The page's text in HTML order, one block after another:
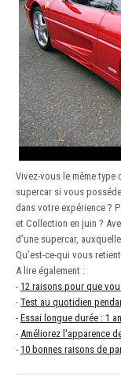
Vivez-vous le même type
supercar si vous
dans votre expérience ?
et Collection en juin ?
d’une supercar,
Qu’est-ce-qui vous
A lire également :
- 12 raisons pour que
- Test au quotidien
- Essai longue durée : 1
- Améliorez l'apparence
- 10 bonnes raisons de